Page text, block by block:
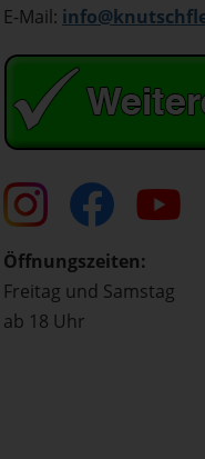
E-Mail:
Öffnungszeiten:
Freitag und Samstag
ab 18 Uhr